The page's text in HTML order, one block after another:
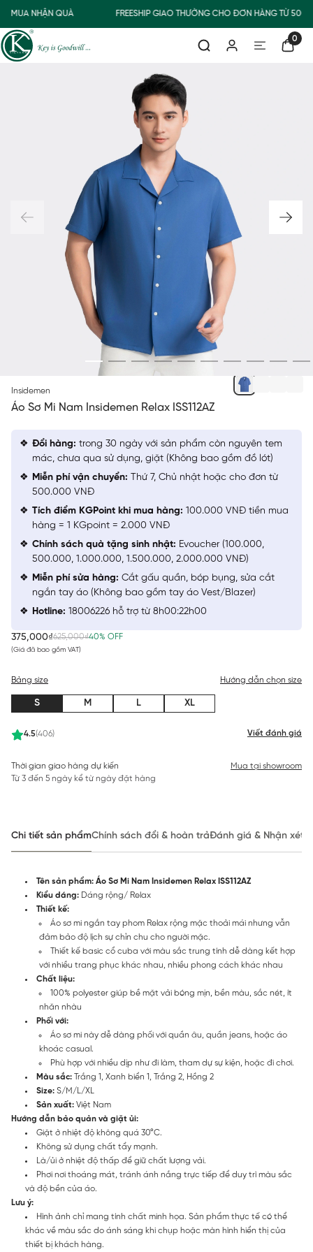
MUA NHẬN QUÀ FREESHIP GIAO THƯỜNG CHO ĐƠN HÀNG TỪ
0
Insidemen
Áo Sơ Mi Nam Insidemen Relax ISS112AZ
375,000₫625,000₫40% OFF
(Giá đã bao gồm VAT)
4.5(406) Viết đánh giá
Bảng size Hướng dẫn chọn size
S M L XL
Thời gian giao hàng dự kiến
Từ 3 đến 5 ngày kể từ ngày đặt hàng
Mua tại showroom
Đổi hàng: trong 30 ngày với sản phẩm còn nguyên tem
mác, chưa qua sử dụng, giặt (Không bao gồm đồ lót)
Miễn phí vận chuyển: Thứ 7, Chủ nhật hoặc cho đơn từ
500.000 VNĐ
Tích điểm KGPoint khi mua hàng: 100.000 VNĐ tiền mua
hàng = 1 KGpoint = 2.000 VNĐ
Chính sách quà tặng sinh nhật: Evoucher (100.000,
500.000, 1.000.000, 1.500.000, 2.000.000 VNĐ)
Miễn phí sửa hàng: Cắt gấu quần, bóp bụng, sửa cắt
ngắn tay áo (Không bao gồm tay áo Vest/Blazer)
Hotline: 18006226 hỗ trợ từ 8h00:22h00
Chi tiết sản phẩmChính sách đổi & hoàn trảĐánh giá & Nhận xét
Tên sản phẩm: Áo Sơ Mi Nam Insidemen Relax ISS112AZ
Kiểu dáng: Dáng rộng/ Relax
Thiết kế:
Áo sơ mi ngắn tay phom Relax rộng mặc thoải mái nhưng vẫn
đảm bảo độ lịch sự chỉn chu cho người mặc.
Thiết kế basic cổ cuba với màu sắc trung tính dễ dàng kết hợp
với nhiều trang phục khác nhau, nhiều phong cách khác nhau
Chất liệu:
100% polyester giúp bề mặt vải bóng mịn, bền màu, sắc nét, ít
nhăn nhàu
Phối với:
Áo sơ mi này dễ dàng phối với quần âu, quần jeans, hoặc áo
khoác casual.
Phù hợp với nhiều dịp như đi làm, tham dự sự kiện, hoặc đi chơi.
Màu sắc: Trắng 1, Xanh biển 1, Trắng 2, Hồng 2
Size: S/M/L/XL
Sản xuất: Việt Nam
Hướng dẫn bảo quản và giặt ủi:
Giặt ở nhiệt độ không quá 30°C.
Không sử dụng chất tẩy mạnh.
Là/ủi ở nhiệt độ thấp để giữ chất lượng vải.
Phơi nơi thoáng mát, tránh ánh nắng trực tiếp để duy trì màu sắc
và độ bền của áo.
Lưu ý:
Hình ảnh chỉ mang tính chất minh họa. Sản phẩm thực tế có thể
khác về màu sắc do ánh sáng khi chụp hoặc màn hình hiển thị của
thiết bị khách hàng.